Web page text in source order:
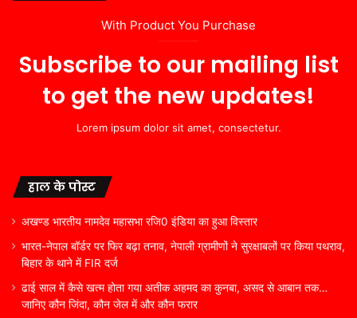
With Product You Purchase
Subscribe to our mailing list
to get the new updates!
Lorem ipsum dolor sit amet, consectetur.
हाल के पोस्ट
अखण्ड भारतीय नामदेव महासभा रजि0 इंडिया का हुआ विस्तार
भारत-नेपाल बॉर्डर पर फिर बढ़ा तनाव, नेपाली ग्रामीणों ने सुरक्षाबलों पर किया पथराव,
बिहार के थाने में FIR दर्ज
ढाई साल में कैसे खत्म होता गया अतीक अहमद का कुनबा, असद से आबान तक…
जानिए कौन जिंदा, कौन जेल में और कौन फरार